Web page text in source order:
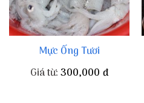
Mực Ống Tươi
Giá từ:300,000 đ